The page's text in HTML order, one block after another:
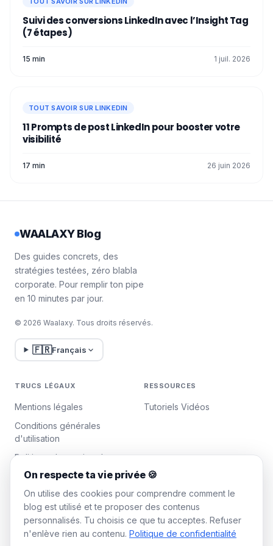
Hootsuite peuvent offrir des insights
détaillés sur le comportement de votre
audience. 😇
Suivi des conversions LinkedIn avec l’Insight Tag
(7 étapes)
15 min 1 juil. 2026
TOUT SAVOIR SUR LINKEDIN
11 Prompts de post LinkedIn pour booster votre
visibilité
17 min 26 juin 2026
WAALAXY Blog
Des guides concrets, des
stratégies testées, zéro blabla
corporate. Pour remplir ton pipe
en 10 minutes par jour.
© 2026 Waalaxy. Tous droits réservés.
🇫🇷Français
TRUCS LÉGAUX
Mentions légales
Conditions générales
d'utilisation
Politique de gestion des
données
Gérer les cookies
RESSOURCES
Tutoriels Vidéos
WAALAXY
On respecte ta vie privée 🍪
On utilise des cookies pour comprendre comment le
blog est utilisé et te proposer des contenus
personnalisés. Tu choisis ce que tu acceptes. Refuser
n'enlève rien au contenu. Politique de confidentialité